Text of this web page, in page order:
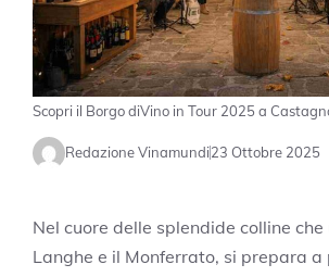
Scopri il Borgo diVino in Tour 2025 a
Redazione Vinamundi23 Ottobre 2025
Nel cuore delle splendide colline che
Langhe e il Monferrato, si prepara